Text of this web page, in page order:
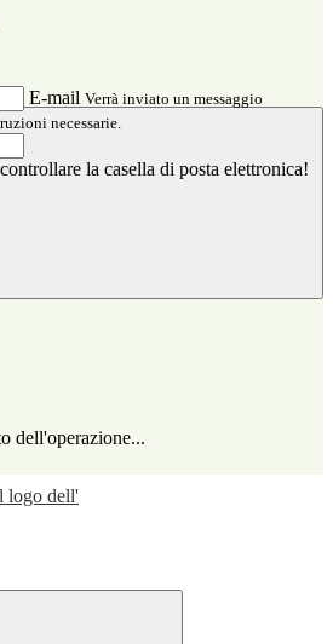
E-mail Verrà inviato un messaggio
necessarie.
la casella di posta elettronica!
dell'operazione...